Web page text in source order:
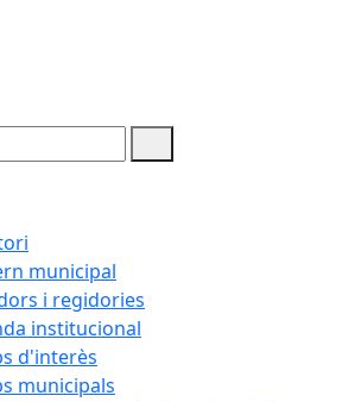
municipal
i regidories
institucional
d'interès
municipals